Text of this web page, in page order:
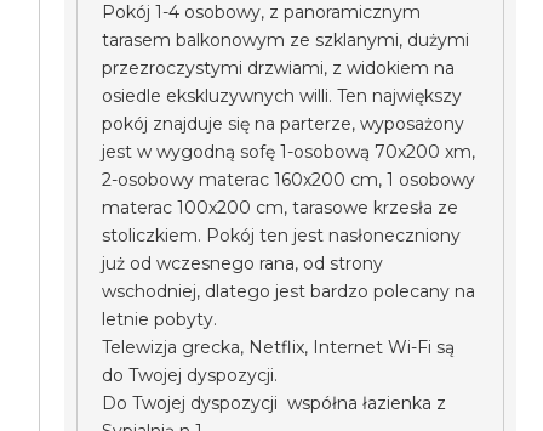
Pokój 1-4 osobowy, z panoramicznym
tarasem balkonowym ze szklanymi, dużymi
przezroczystymi drzwiami, z widokiem na
osiedle ekskluzywnych willi. Ten największy
pokój znajduje się na parterze, wyposażony
jest w wygodną sofę 1-osobową 70x200 xm,
2-osobowy materac 160x200 cm, 1 osobowy
materac 100x200 cm, tarasowe krzesła ze
stoliczkiem. Pokój ten jest nasłoneczniony
już od wczesnego rana, od strony
wschodniej, dlatego jest bardzo polecany na
letnie pobyty.
Telewizja grecka, Netflix, Internet Wi-Fi są
do Twojej dyspozycji.
Do Twojej dyspozycji współna łazienka z